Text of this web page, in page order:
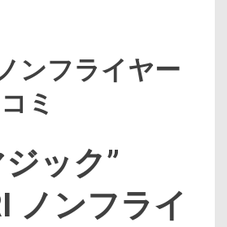
ンフライヤー
ミ
ック”
ノンフライ